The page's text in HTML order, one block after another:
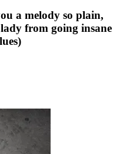
a melody so plain,
from going insane